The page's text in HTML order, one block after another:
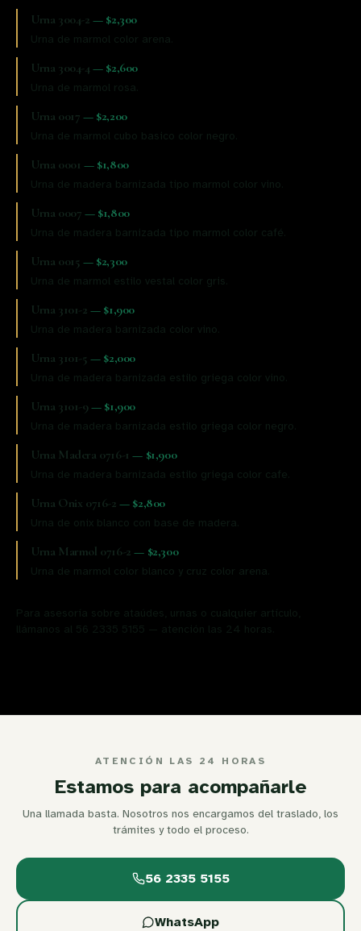
Urna 3004-2 — $2,300
Urna de marmol color arena.
Urna 3004-4 — $2,600
Urna de marmol rosa.
Urna 0017 — $2,200
Urna de marmol cubo basico color negro.
Urna 0001 — $1,800
Urna de madera barnizada tipo marmol color vino.
Urna 0007 — $1,800
Urna de madera barnizada tipo marmol color café.
Urna 0015 — $2,300
Urna de marmol estilo vestal color gris.
Urna 3101-2 — $1,900
Urna de madera barnizada color vino.
Urna 3101-5 — $2,000
Urna de madera barnizada estilo griega color vino.
Urna 3101-9— $1,900
Urna de madera barnizada estilo griega color negro.
Urna Madera 0716-1 — $1,900
Urna de madera barnizada estilo griega color cafe.
Urna Onix 0716-2 — $2,800
Urna de onix blanco con base de madera.
Urna Marmol 0716-2 — $2,300
Urna de marmol color blanco y cruz color arena.
ATENCIÓN LAS 24 HORAS
Estamos para acompañarle
Una llamada basta. Nosotros nos encargamos del traslado, los
trámites y todo el proceso.
56 2335 5155
WhatsApp